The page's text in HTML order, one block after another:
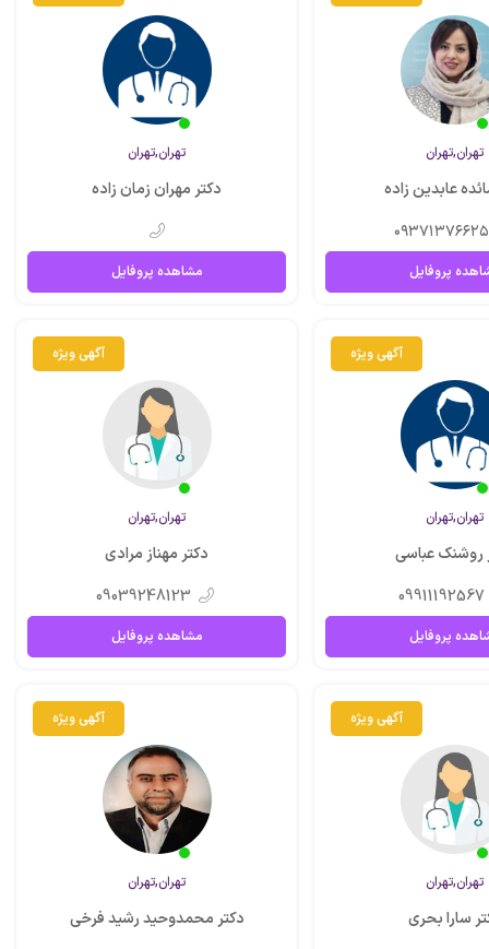
تهران,تهران
عابدین زاده
۰۹۳۷۱۳۷۶۶۲۵
پروفایل
تهران,تهران
دکتر مهران زمان زاده
مشاهده پروفایل
آگهی ویژه
تهران,تهران
روشنک عباسی
09911192567
پروفایل
آگهی ویژه
تهران,تهران
دکتر مهناز مرادی
09039248123
مشاهده پروفایل
آگهی ویژه
تهران,تهران
سارا بحری
آگهی ویژه
تهران,تهران
دکتر محمدوحید رشید فرخی